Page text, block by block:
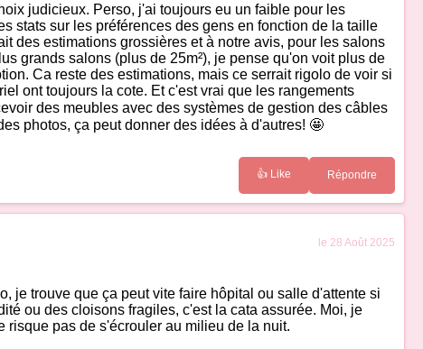
judicieux. Perso, j'ai toujours eu un faible pour les
stats sur les préférences des gens en fonction de la taille
des estimations grossières et à notre avis, pour les salons
grands salons (plus de 25m²), je pense qu'on voit plus de
Ca reste des estimations, mais ce serrait rigolo de voir si
ont toujours la cote. Et c'est vrai que les rangements
des meubles avec des systèmes de gestion des câbles
photos, ça peut donner des idées à d'autres! 🤩
👍 Like Répondre
le 28 Août 2025
je trouve que ça peut vite faire hôpital ou salle d'attente si
ou des cloisons fragiles, c'est la cata assurée. Moi, je
risque pas de s'écrouler au milieu de la nuit.